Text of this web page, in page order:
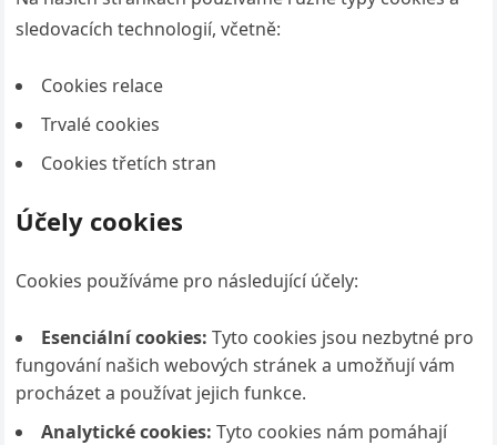
sledovacích technologií, včetně:
Cookies relace
Trvalé cookies
Cookies třetích stran
Účely cookies
Cookies používáme pro následující účely:
Esenciální cookies: Tyto cookies jsou nezbytné pro
fungování našich webových stránek a umožňují vám
procházet a používat jejich funkce.
Analytické cookies: Tyto cookies nám pomáhají